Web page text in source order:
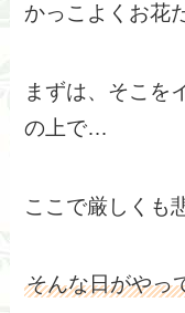
かっこよくお花
まずは、そこを
の上で…
ここで厳しくも
そんな日がやっ